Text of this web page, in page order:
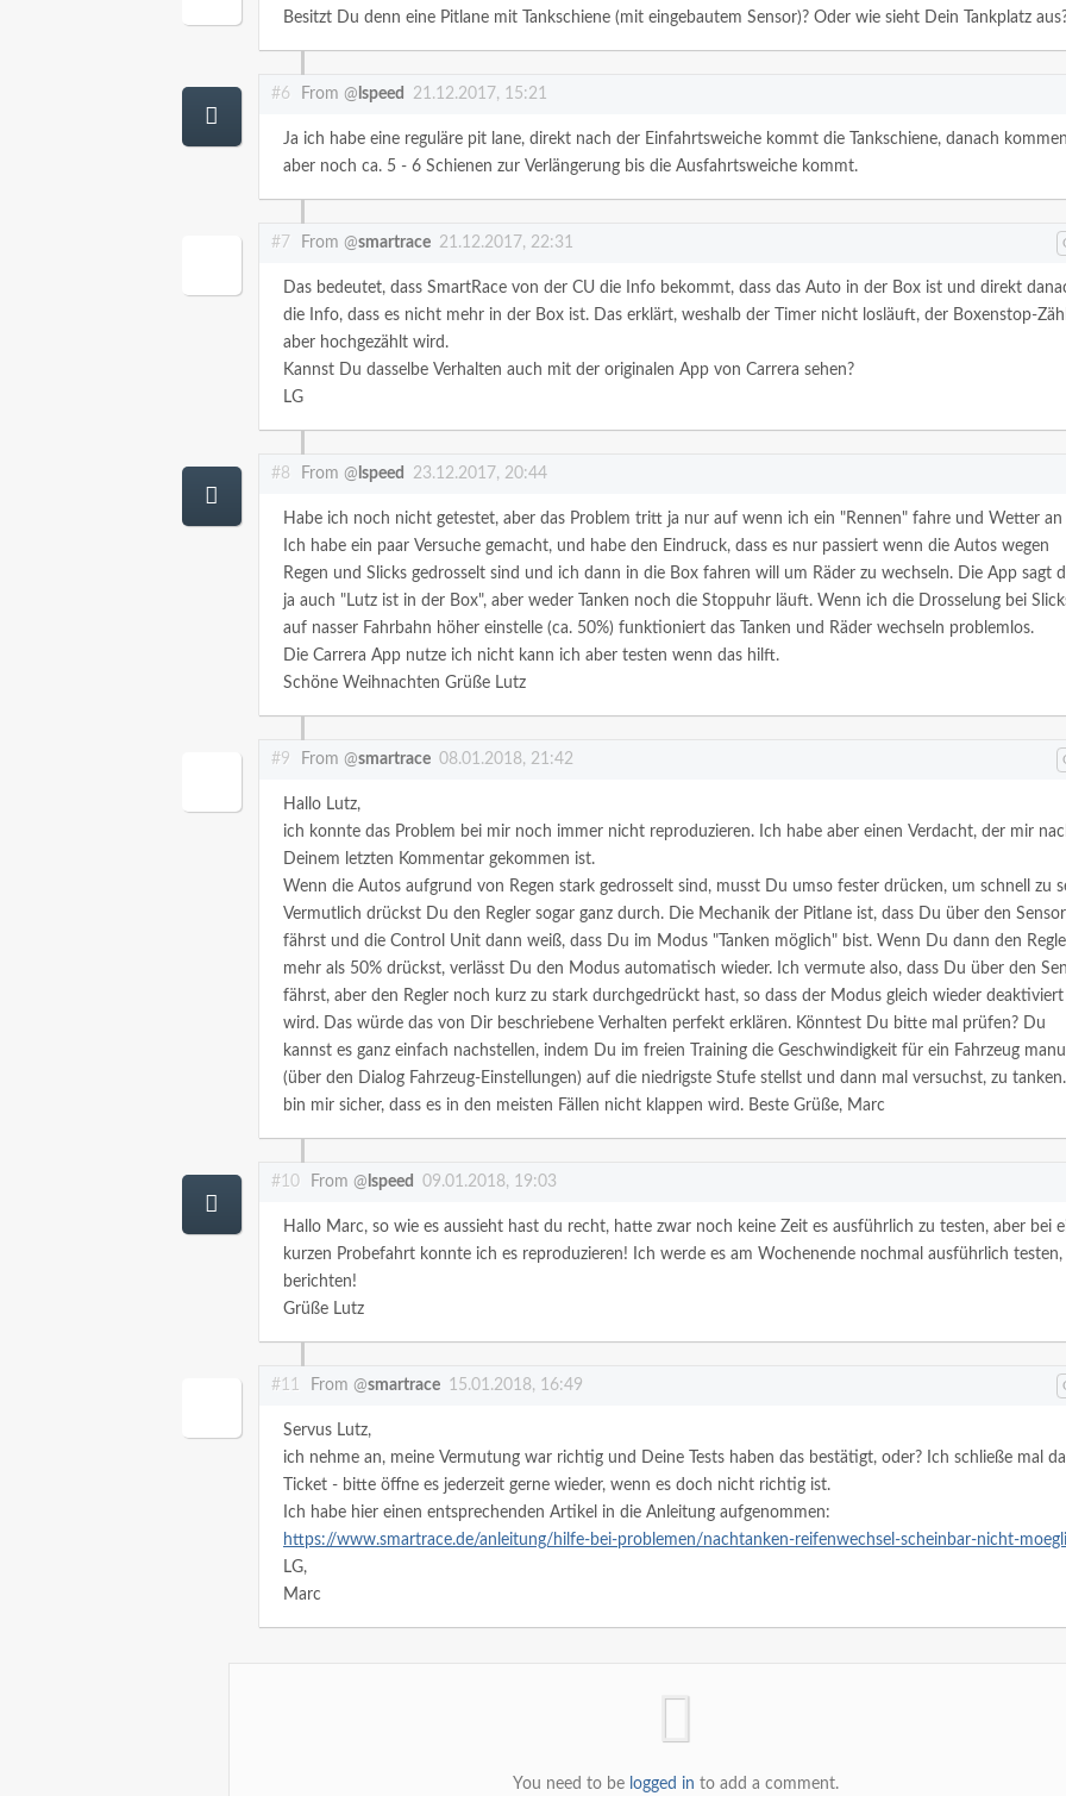
Besitzt Du denn eine Pitlane mit Tankschiene (mit eingebautem Sensor)? Oder wie sieht Dein Tankplatz
#6 From @ lspeed 21.12.2017, 15:21
Ja ich habe eine reguläre pit lane, direkt nach der Einfahrtsweiche kommt die Tankschiene, danach kommen
aber noch ca. 5 - 6 Schienen zur Verlängerung bis die Ausfahrtsweiche kommt.
#7 From @smartrace 21.12.2017, 22:31
Das bedeutet, dass SmartRace von der CU die Info bekommt, dass das Auto in der Box ist und direkt
die Info, dass es nicht mehr in der Box ist. Das erklärt, weshalb der Timer nicht losläuft, der Boxenstop-
aber hochgezählt wird.
Kannst Du dasselbe Verhalten auch mit der originalen App von Carrera sehen?
LG
#8 From @ lspeed 23.12.2017, 20:44
Habe ich noch nicht getestet, aber das Problem tritt ja nur auf wenn ich ein "Rennen" fahre und Wetter an
Ich habe ein paar Versuche gemacht, und habe den Eindruck, dass es nur passiert wenn die Autos wegen
Regen und Slicks gedrosselt sind und ich dann in die Box fahren will um Räder zu wechseln. Die App sagt
ja auch "Lutz ist in der Box", aber weder Tanken noch die Stoppuhr läuft. Wenn ich die Drosselung bei
auf nasser Fahrbahn höher einstelle (ca. 50%) funktioniert das Tanken und Räder wechseln problemlos.
Die Carrera App nutze ich nicht kann ich aber testen wenn das hilft.
Schöne Weihnachten Grüße Lutz
#9 From @smartrace 08.01.2018, 21:42
Hallo Lutz,
ich konnte das Problem bei mir noch immer nicht reproduzieren. Ich habe aber einen Verdacht, der mir
Deinem letzten Kommentar gekommen ist.
Wenn die Autos aufgrund von Regen stark gedrosselt sind, musst Du umso fester drücken, um schnell zu
Vermutlich drückst Du den Regler sogar ganz durch. Die Mechanik der Pitlane ist, dass Du über den Sensor
fährst und die Control Unit dann weiß, dass Du im Modus "Tanken möglich" bist. Wenn Du dann den
mehr als 50% drückst, verlässt Du den Modus automatisch wieder. Ich vermute also, dass Du über den
fährst, aber den Regler noch kurz zu stark durchgedrückt hast, so dass der Modus gleich wieder deaktiviert
wird. Das würde das von Dir beschriebene Verhalten perfekt erklären. Könntest Du bitte mal prüfen? Du
kannst es ganz einfach nachstellen, indem Du im freien Training die Geschwindigkeit für ein Fahrzeug
(über den Dialog Fahrzeug-Einstellungen) auf die niedrigste Stufe stellst und dann mal versuchst, zu
bin mir sicher, dass es in den meisten Fällen nicht klappen wird. Beste Grüße, Marc
#10 From @ lspeed 09.01.2018, 19:03
Hallo Marc, so wie es aussieht hast du recht, hatte zwar noch keine Zeit es ausführlich zu testen, aber bei
kurzen Probefahrt konnte ich es reproduzieren! Ich werde es am Wochenende nochmal ausführlich testen,
berichten!
Grüße Lutz
#11 From @smartrace 15.01.2018, 16:49
Servus Lutz,
ich nehme an, meine Vermutung war richtig und Deine Tests haben das bestätigt, oder? Ich schließe mal
Ticket - bitte öffne es jederzeit gerne wieder, wenn es doch nicht richtig ist.
Ich habe hier einen entsprechenden Artikel in die Anleitung aufgenommen:
https://www.smartrace.de/anleitung/hilfe-bei-problemen/nachtanken-reifenwechsel-scheinbar-nicht-
LG,
Marc
You need to be logged in to add a comment.